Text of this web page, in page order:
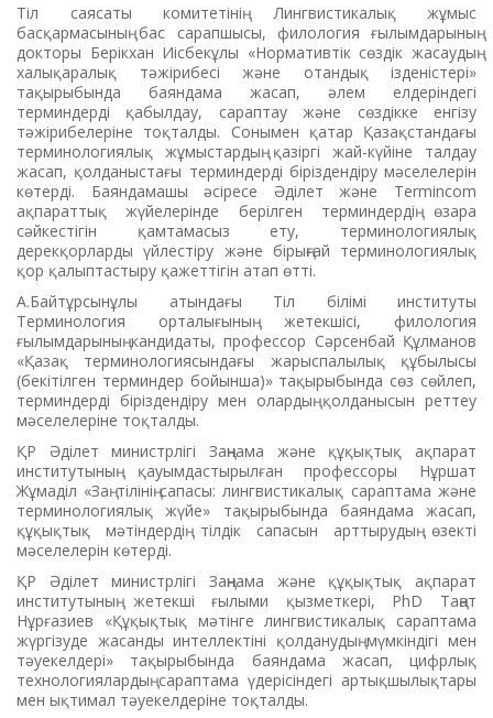
Тіл саясаты комитетінің Лингвистикалық жұмыс
басқармасының бас сарапшысы, филология ғылымдарының
докторы Берікхан Иісбекұлы «Нормативтік сөздік жасаудың
халықаралық тәжірибесі және отандық ізденістері»
тақырыбында баяндама жасап, әлем елдеріндегі
терминдерді қабылдау, сараптау және сөздікке енгізу
тәжірибелеріне тоқталды. Сонымен қатар Қазақстандағы
терминологиялық жұмыстардың қазіргі жай-күйіне талдау
жасап, қолданыстағы терминдерді біріздендіру мәселелерін
көтерді. Баяндамашы әсіресе Әділет және Termincom
ақпараттық жүйелерінде берілген терминдердің өзара
сәйкестігін қамтамасыз ету, терминологиялық
дерекқорларды үйлестіру және бірыңғай терминологиялық
қор қалыптастыру қажеттігін атап өтті.
А.Байтұрсынұлы атындағы Тіл білімі институты
Терминология орталығының жетекшісі, филология
ғылымдарының кандидаты, профессор Сәрсенбай Құлманов
«Қазақ терминологиясындағы жарыспалылық құбылысы
(бекітілген терминдер бойынша)» тақырыбында сөз сөйлеп,
терминдерді біріздендіру мен олардың қолданысын реттеу
мәселелеріне тоқталды.
ҚР Әділет министрлігі Заңнама және құқықтық ақпарат
институтының қауымдастырылған профессоры Нұршат
Жұмаділ «Заң тілінің сапасы: лингвистикалық сараптама және
терминологиялық жүйе» тақырыбында баяндама жасап,
құқықтық мәтіндердің тілдік сапасын арттырудың өзекті
мәселелерін көтерді.
ҚР Әділет министрлігі Заңнама және құқықтық ақпарат
институтының жетекші ғылыми қызметкері, PhD Таңат
Нұрғазиев «Құқықтық мәтінге лингвистикалық сараптама
жүргізуде жасанды интеллектіні қолданудың мүмкіндігі мен
тәуекелдері» тақырыбында баяндама жасап, цифрлық
технологиялардың сараптама үдерісіндегі артықшылықтары
мен ықтимал тәуекелдеріне тоқталды.